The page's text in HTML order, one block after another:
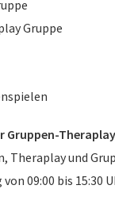
Gruppe
Gruppen-
Theraplay und
09:00 bis 15:30